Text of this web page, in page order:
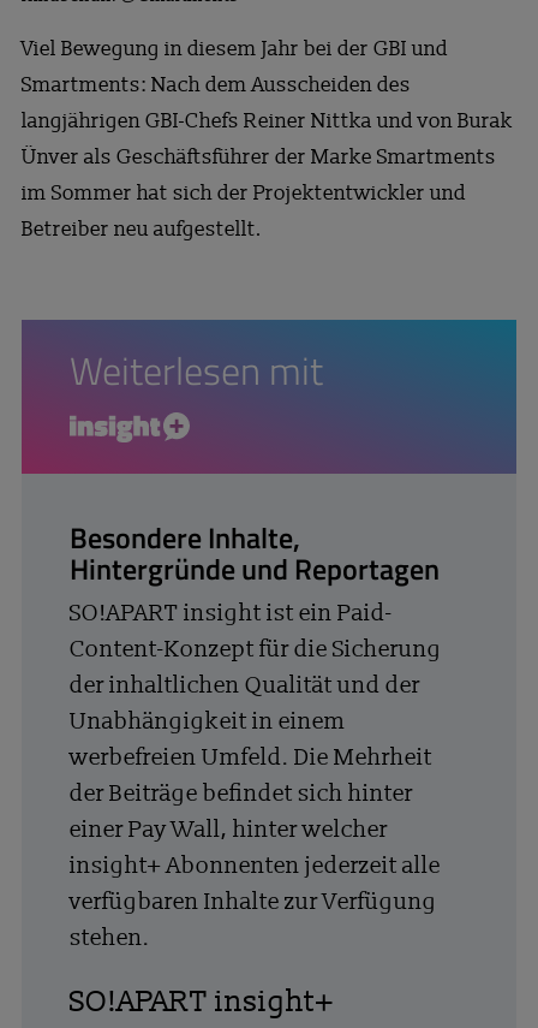
Viel Bewegung in diesem Jahr bei der GBI und
Smartments: Nach dem Ausscheiden des
langjährigen GBI-Chefs Reiner Nittka und von Burak
Ünver als Geschäftsführer der Marke Smartments
im Sommer hat sich der Projektentwickler und
Betreiber neu aufgestellt.
Weiterlesen mit
insight+
Besondere Inhalte,
Hintergründe und Reportagen
SO!APART insight ist ein Paid-
Content-Konzept für die Sicherung
der inhaltlichen Qualität und der
Unabhängigkeit in einem
werbefreien Umfeld. Die Mehrheit
der Beiträge befindet sich hinter
einer Pay Wall, hinter welcher
insight+ Abonnenten jederzeit alle
verfügbaren Inhalte zur Verfügung
stehen.
SO!APART insight+